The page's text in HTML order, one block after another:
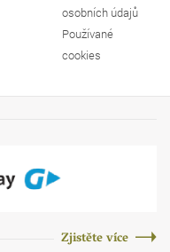
osobních údajů
Používané
cookies
Zjistěte více